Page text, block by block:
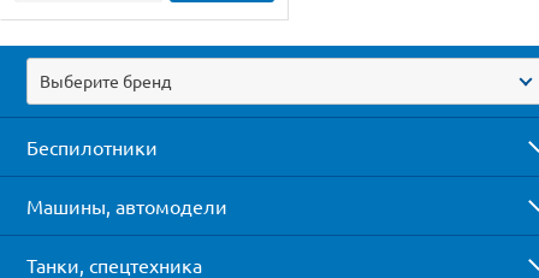
Выберите бренд
Беспилотники
Машины, автомодели
Танки, спецтехника